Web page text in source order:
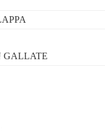
GALLATE